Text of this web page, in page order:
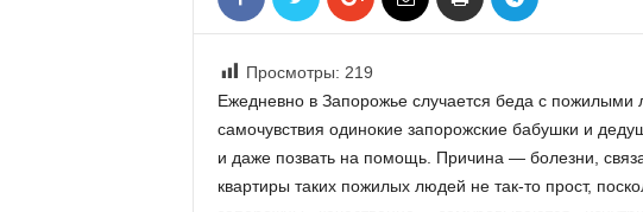
Просмотры: 219
Ежедневно в Запорожье случается беда с
самочувствия одинокие запорожские бабушки и
и даже позвать на помощь. Причина — болезни,
квартиры таких пожилых людей не так-то прост,